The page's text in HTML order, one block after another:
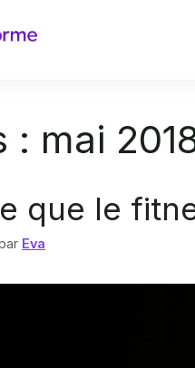
: mai
que le
Eva